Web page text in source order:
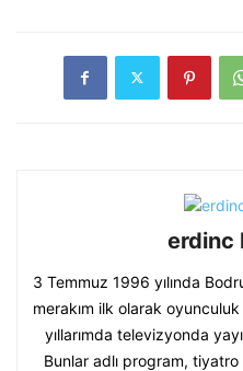
erdinc
3 Temmuz 1996 yılında
merakım ilk olarak
yıllarımda televizyonda
Bunlar adlı program,